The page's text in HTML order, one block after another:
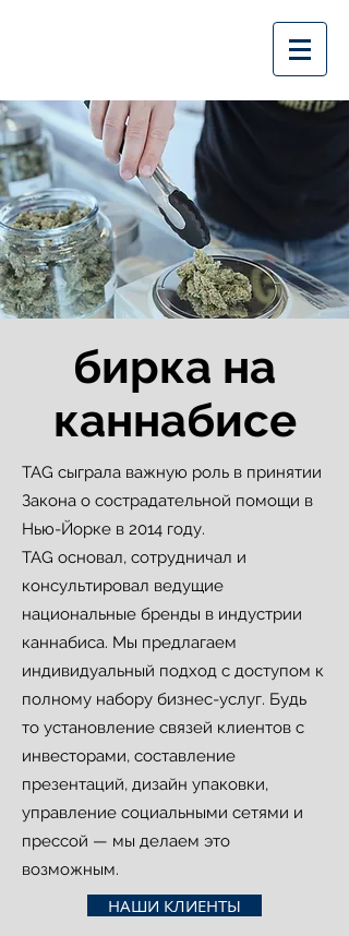
бирка на
каннабисе
TAG сыграла важную роль в принятии
Закона о сострадательной помощи в
Нью-Йорке в 2014 году.
TAG основал, сотрудничал и
консультировал ведущие
национальные бренды в индустрии
каннабиса. Мы предлагаем
индивидуальный подход с доступом к
полному набору бизнес-услуг. Будь
то установление связей клиентов с
инвесторами, составление
презентаций, дизайн упаковки,
управление социальными сетями и
прессой — мы делаем это
возможным.
НАШИ КЛИЕНТЫ